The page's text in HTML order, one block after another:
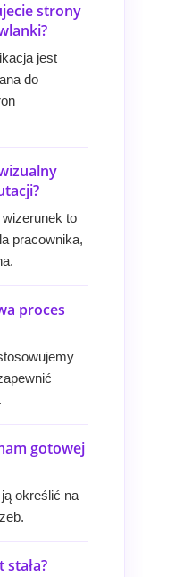
strony
jest
do
to
pracownika,
proces
gotowej
określić na
stała?